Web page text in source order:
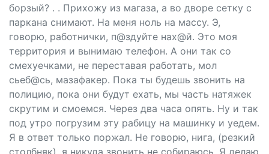
борзый? . . Прихожу из магаза, а во дворе сетку с
паркана снимают. На меня ноль на массу. Э,
говорю, работнички, п@здyйте нах@й. Это моя
территория и вынимаю телефон. А они так со
смехуечками, не переставая работать, мол
сьеб@сь, мазафакер. Пока ты будешь звонить на
полицию, пока они будут ехать, мы часть натяжек
скрутим и смоемся. Через два часа опять. Ну и так
под утро погрузим эту рабицу на машинку и уедем.
Я в ответ только поржал. Не говорю, нига, (резкий
столбняк), я никуда звонить не собираюсь. Я делаю